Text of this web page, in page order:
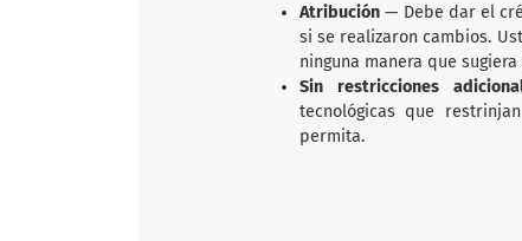
Atribución — Debe dar el
si se realizaron cambios.
ninguna manera que
Sin restricciones
tecnológicas que
permita.